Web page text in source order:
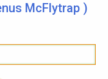
McFlytrap )